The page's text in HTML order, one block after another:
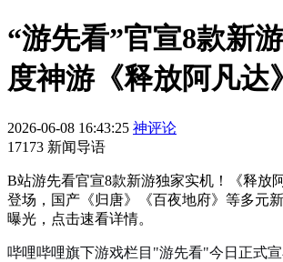
“游先看”官宣8款新
度神游《释放阿凡达
2026-06-08 16:43:25 神评论
17173 新闻导语
B站游先看官宣8款新游独家实机！《释放
登场，国产《归唐》《百夜地府》等多元
曝光，点击速看详情。
哔哩哔哩旗下游戏栏目"游先看"今日正式